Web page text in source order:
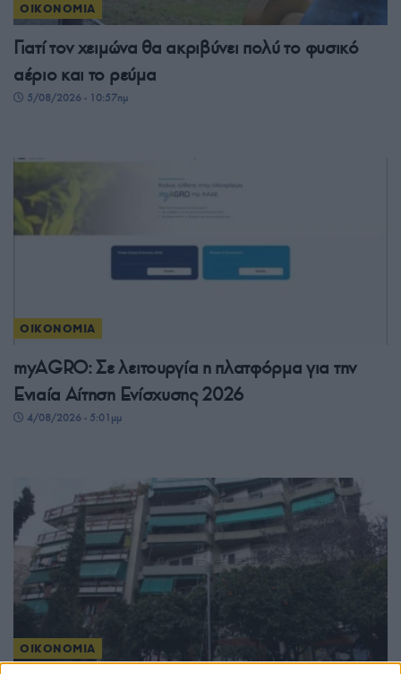
ΟΙΚΟΝΟΜΙΑ
Γιατί τον χειμώνα θα ακριβύνει πολύ το φυσικό
αέριο και το ρεύμα
5/08/2026 - 10:57πμ
ΟΙΚΟΝΟΜΙΑ
myAGRO: Σε λειτουργία η πλατφόρμα για την
Ενιαία Αίτηση Ενίσχυσης 2026
4/08/2026 - 5:01μμ
ΟΙΚΟΝΟΜΙΑ